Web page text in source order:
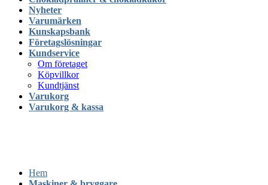
Nyheter
Varumärken
Kunskapsbank
Företagslösningar
Kundservice
Om företaget
Köpvillkor
Kundtjänst
Varukorg
Varukorg & kassa
Hem